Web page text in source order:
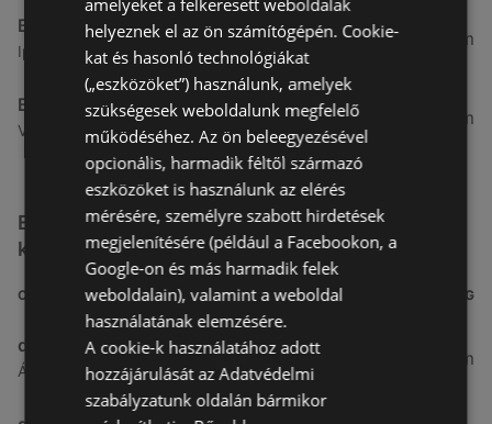
Benu Gyógyszertárak
Ipar Körút 30, 9400 Sopron
7,03 km
Benu Gyógyszertárak
Vasút Sor 1, 9432 Fertőd
26,99 km
Egyéb Kozmetikumok és Drogéria üzletek a
közelben
CÍM TÁVOLSÁG
dm
Ágfalvi út 4, 9400, 9400 Sopron
3,26 km
amelyeket a felkeresett weboldalak
helyeznek el az ön számítógépén. Cookie-
kat és hasonló technológiákat
(„eszközöket”) használunk, amelyek
szükségesek weboldalunk megfelelő
működéséhez. Az ön beleegyezésével
opcionális, harmadik féltől származó
eszközöket is használunk az elérés
mérésére, személyre szabott hirdetések
megjelenítésére (például a Facebookon, a
Google-on és más harmadik felek
weboldalain), valamint a weboldal
használatának elemzésére.
A cookie-k használatához adott
hozzájárulását az Adatvédelmi
szabályzatunk oldalán bármikor